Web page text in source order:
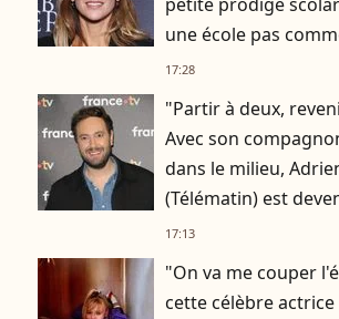
petite prodige
une école pas
autres
17:28
"Partir à deux,
Avec son
dans le milieu,
(Télématin) est
17:13
"On va me couper
cette célèbre actrice